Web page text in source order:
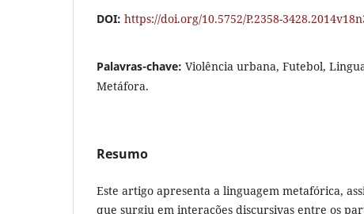
DOI: https://doi.org/10.5752/P.2358-
Palavras-chave: Violência urbana, Futebol,
Metáfora.
Resumo
Este artigo apresenta a linguagem metafórica,
que surgiu em interações discursivas entre os